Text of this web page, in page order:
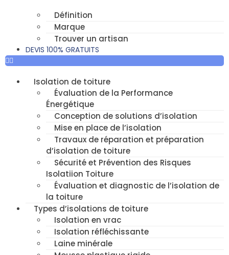
Définition
Marque
Trouver un artisan
DEVIS 100% GRATUITS
Isolation de toiture
Évaluation de la Performance
Énergétique
Conception de solutions d’isolation
Mise en place de l’isolation
Travaux de réparation et préparation
d’isolation de toiture
Sécurité et Prévention des Risques
Isolatiion Toiture
Évaluation et diagnostic de l’isolation de
la toiture
Types d’isolations de toiture
Isolation en vrac
Isolation réfléchissante
Laine minérale